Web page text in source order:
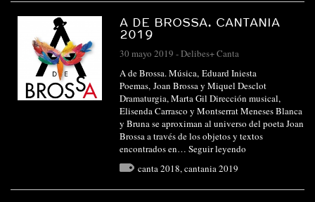
A DE BROSSA. CANTANIA
2019
30 mayo 2019 -Delibes+ Canta
A de Brossa. Música, Eduard Iniesta
Poemas, Joan Brossa y Miquel Desclot
Dramaturgia, Marta Gil Dirección musical,
Elisenda Carrasco y Montserrat Meneses Blanca
y Bruna se aproximan al universo del poeta Joan
Brossa a través de los objetos y textos
encontrados en… Seguir leyendo
canta 2018, cantania 2019